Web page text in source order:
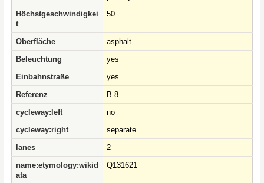
Höchstgeschwindigkei
t
50
Oberfläche
asphalt
Beleuchtung
yes
Einbahnstraße
yes
Referenz
B 8
cycleway:left
no
cycleway:right
separate
lanes
2
name:etymology:wikid
ata
Q131621